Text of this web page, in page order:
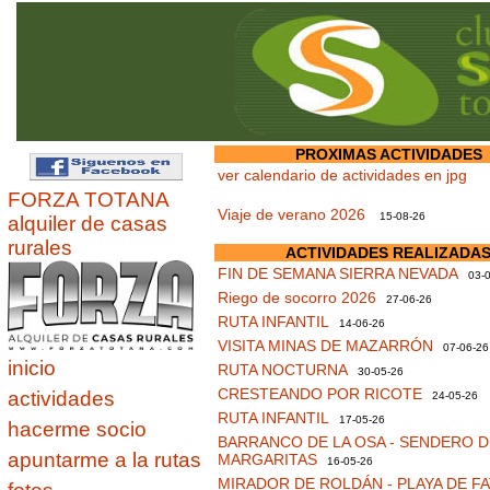
FORZA TOTANA
alquiler de casas
rurales
inicio
actividades
hacerme socio
apuntarme a la rutas
PROXIMAS ACTIVIDADES
ver calendario de actividades en jpg
Viaje de verano 2026 15-08-26
ACTIVIDADES REALIZADAS
FIN DE SEMANA SIERRA NEVADA 03-
Riego de socorro 2026 27-06-26
RUTA INFANTIL 14-06-26
VISITA MINAS DE MAZARRÓN 07-06-26
RUTA NOCTURNA 30-05-26
CRESTEANDO POR RICOTE 24-05-26
RUTA INFANTIL 17-05-26
BARRANCO DE LA OSA - SENDERO
MARGARITAS 16-05-26
MIRADOR DE ROLDÁN - PLAYA DE